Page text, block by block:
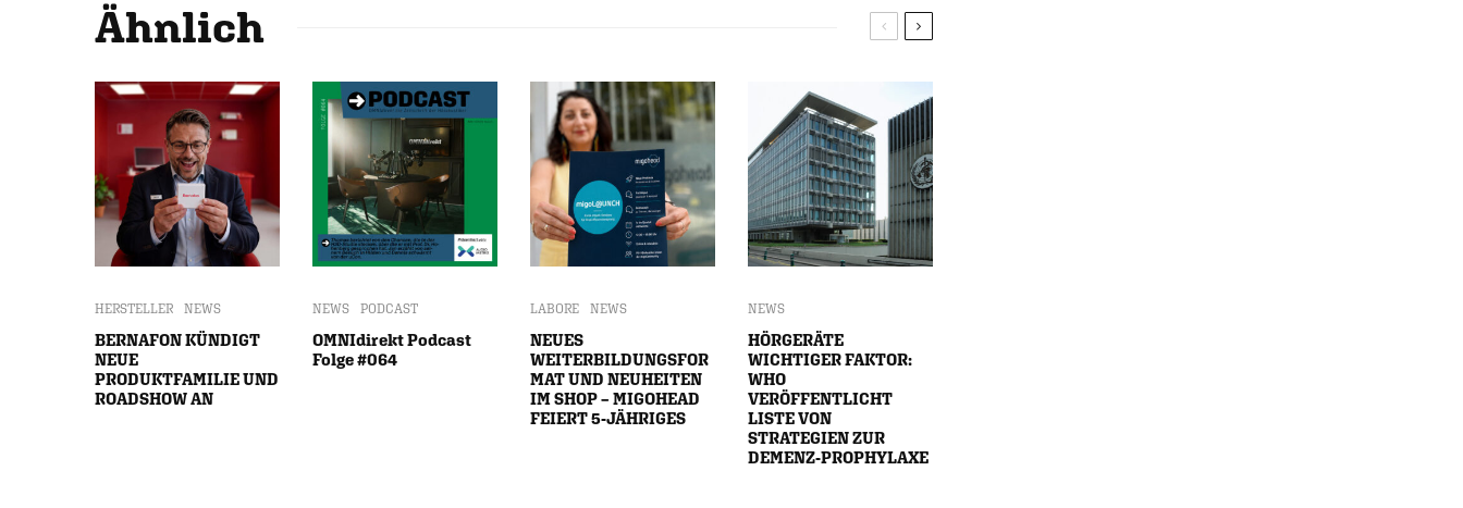
Ähnlich
HERSTELLER NEWS
BERNAFON KÜNDIGT
NEUE
PRODUKTFAMILIE UND
ROADSHOW AN
NEWS PODCAST
OMNIdirekt Podcast
Folge #064
LABORE NEWS
NEUES
WEITERBILDUNGSFOR
MAT UND NEUHEITEN
IM SHOP – MIGOHEAD
FEIERT 5-JÄHRIGES
NEWS
HÖRGERÄTE
WICHTIGER FAKTOR:
WHO
VERÖFFENTLICHT
LISTE VON
STRATEGIEN ZUR
DEMENZ-PROPHYLAXE